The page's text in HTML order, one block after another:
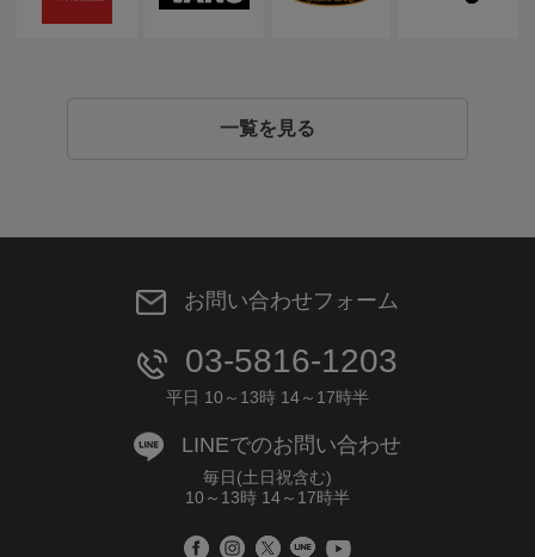
一覧を見る
お問い合わせフォーム
03-5816-1203
平日 10～13時 14～17時半
LINEでのお問い合わせ
毎日(土日祝含む)
10～13時 14～17時半